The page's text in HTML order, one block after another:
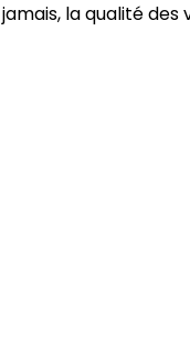
la qualité